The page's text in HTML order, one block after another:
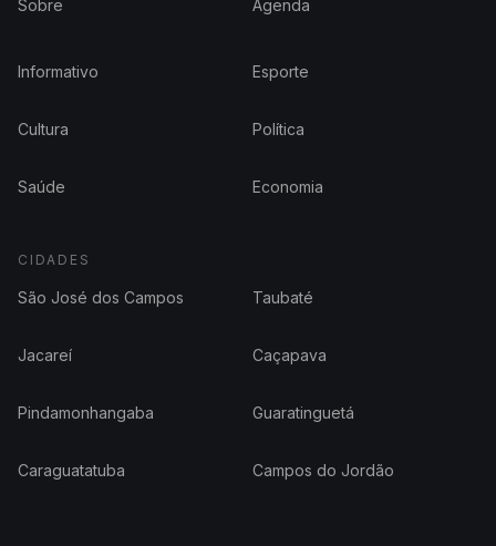
Sobre Agenda
Informativo Esporte
Cultura Política
Saúde Economia
CIDADES
São José dos Campos Taubaté
Jacareí Caçapava
Pindamonhangaba Guaratinguetá
Caraguatatuba Campos do Jordão